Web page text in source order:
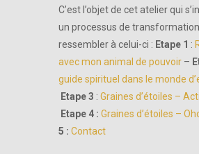
C’est l’objet de cet atelier qui
un processus de
ressembler à celui-ci : Etape 1 :
avec mon animal de pouvoir –
guide spirituel dans le monde
Etape 3 : Graines d’étoiles –
Etape 4 : Graines d’étoiles –
5 : Contact